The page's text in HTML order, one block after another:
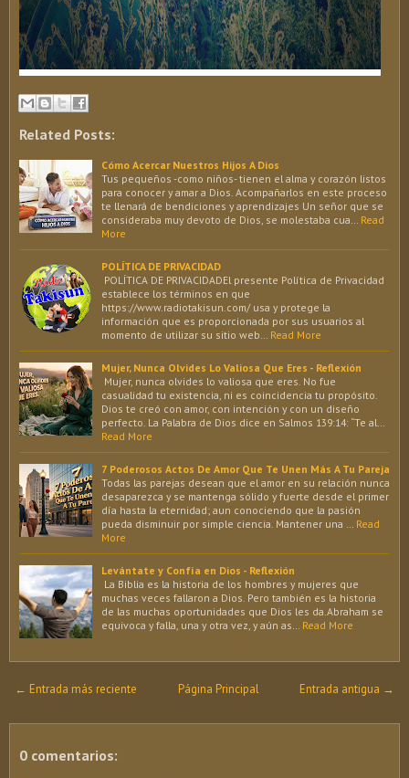
Related Posts:
Cómo Acercar Nuestros Hijos A Dios
Tus pequeños -como niños- tienen el alma y corazón listos
para conocer y amar a Dios. Acompañarlos en este proceso
te llenará de bendiciones y aprendizajes Un señor que se
consideraba muy devoto de Dios, se molestaba cua…
Read
More
POLÍTICA DE PRIVACIDAD
POLÍTICA DE PRIVACIDADEl presente Política de Privacidad
establece los términos en que
https://www.radiotakisun.com/ usa y protege la
información que es proporcionada por sus usuarios al
momento de utilizar su sitio web…
Read More
Mujer, Nunca Olvides Lo Valiosa Que Eres - Reflexión
Mujer, nunca olvides lo valiosa que eres. No fue
casualidad tu existencia, ni es coincidencia tu propósito.
Dios te creó con amor, con intención y con un diseño
perfecto. La Palabra de Dios dice en Salmos 139:14: “Te al…
Read More
7 Poderosos Actos De Amor Que Te Unen Más A Tu Pareja
Todas las parejas desean que el amor en su relación nunca
desaparezca y se mantenga sólido y fuerte desde el primer
día hasta la eternidad; aun conociendo que la pasión
pueda disminuir por simple ciencia. Mantener una …
Read
More
Levántate y Confía en Dios - Reflexión
La Biblia es la historia de los hombres y mujeres que
muchas veces fallaron a Dios. Pero también es la historia
de las muchas oportunidades que Dios les da.Abraham se
equivoca y falla, una y otra vez, y aún as…
Read More
← Entrada más reciente Entrada antigua →
Página Principal
0 comentarios: